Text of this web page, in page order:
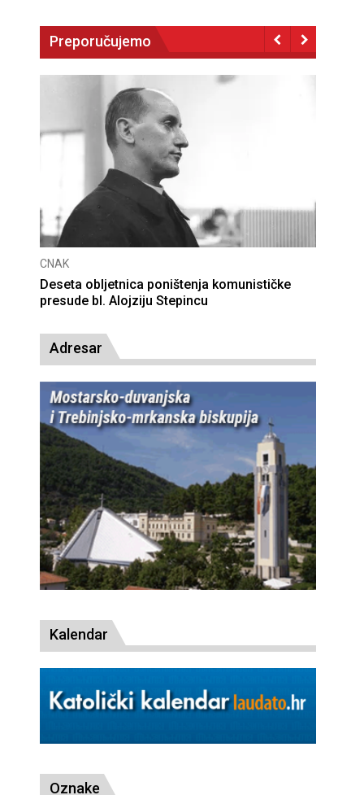
Preporučujemo
CNAK
Deseta obljetnica poništenja komunističke
presude bl. Alojziju Stepincu
Adresar
Kalendar
Oznake